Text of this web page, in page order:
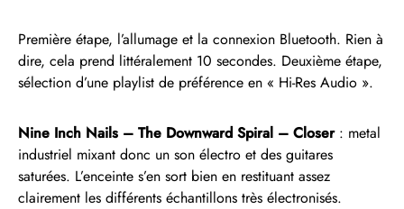
Première étape, l’allumage et la connexion Bluetooth. Rien à
dire, cela prend littéralement 10 secondes. Deuxième étape,
sélection d’une playlist de préférence en « Hi-Res Audio ».
Nine Inch Nails – The Downward Spiral – Closer: metal
industriel mixant donc un son électro et des guitares
saturées. L’enceinte s’en sort bien en restituant assez
clairement les différents échantillons très électronisés.